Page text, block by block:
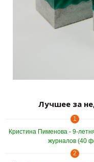
Лучшее за
1
Кристина Пименова - 9-
журналов (40
2